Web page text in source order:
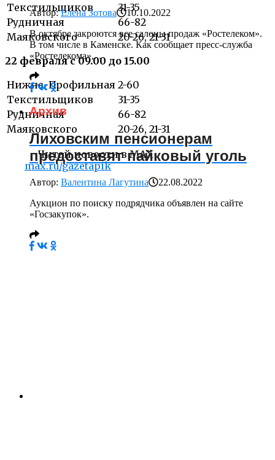
Текстильщиков
31-35
Рудничная
66-82
Маяковского
20-26, 21-31
22 февраля с 09.00 до 15.00
Нижне-Профильная 2-60
Текстильщиков
31-35
Рудничная
66-82
Маяковского
20-26, 21-31
Читай новости в MAX
max.ru/gazetapik
Автор:Елена Зотова
10.10.2022
В октябре закроются все салоны продаж «Ростелеком».
В том числе в Каменске. Как сообщает пресс-служба
«Ростелекома»,...
Архив
Лиховским пенсионерам
предоставят пайковый уголь
Автор: Валентина Лагутина
22.08.2022
Аукцион по поиску подрядчика объявлен на сайте
«Госзакупок».